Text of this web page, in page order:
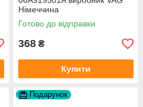
Німеччина
Готово до відправки
368 ₴
Купити
Подарунок